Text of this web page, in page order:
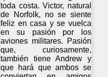
toda costa. Victor, natural
de Norfolk, no se siente
feliz en casa y se vuelca
en su pasión por los
aviones militares. Pasión
que, curiosamente,
también tiene Andrew y
que hará que ambos se